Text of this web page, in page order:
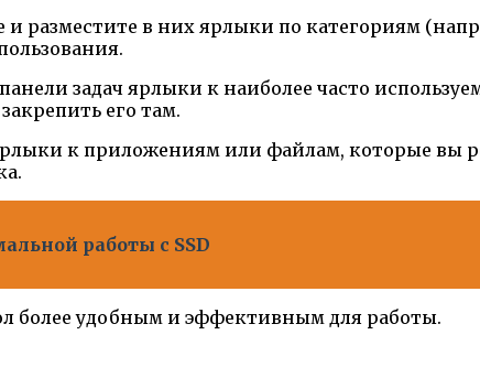
и разместите в них ярлыки по категориям
задач ярлыки к наиболее часто
его там.
к приложениям или файлам, которые вы
работы с SSD
более удобным и эффективным для работы.